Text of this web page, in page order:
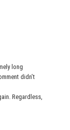
long
didn’t
Regardless,